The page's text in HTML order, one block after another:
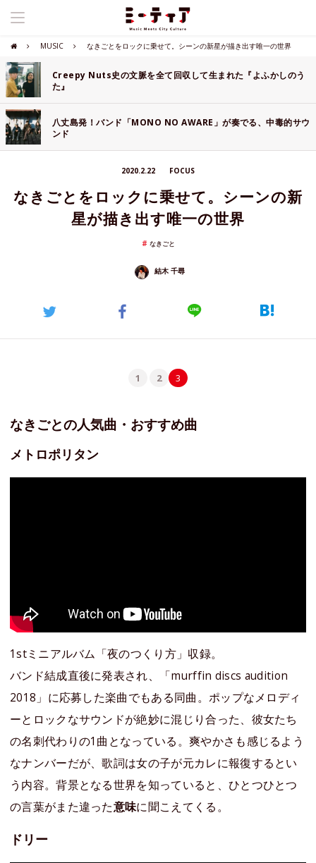
MUSIC なきごとをロックに乗せて。シーンの新星が描き出す唯一の世界
Creepy Nuts史の文脈を全て回収して生まれた『よふかしのう
た』
八丈島発！バンド「MONO NO AWARE」が奏でる、中毒的サウ
ンド
2020.2.22 FOCUS
なきごとをロックに乗せて。シーンの新
星が描き出す唯一の世界
なきごと
結木 千尋
1 2 3
なきごとの人気曲・おすすめ曲
メトロポリタン
1stミニアルバム「夜のつくり方」収録。
バンド結成直後に発表され、「murffin discs audition
2018」に応募した楽曲でもある同曲。ポップなメロディ
ーとロックなサウンドが絶妙に混じり合った、彼女たち
の名刺代わりの1曲となっている。爽やかさも感じるよう
なナンバーだが、歌詞は女の子が元カレに報復するとい
う内容。背景となる世界を知っていると、ひとつひとつ
の言葉がまた違った意味に聞こえてくる。
ドリー